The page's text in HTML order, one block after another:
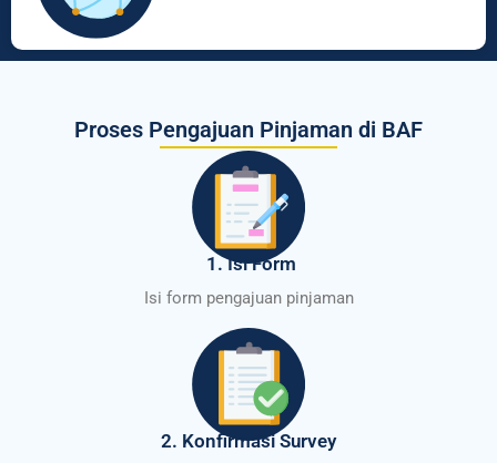
Proses Pengajuan Pinjaman di BAF
1. Isi Form
Isi form pengajuan pinjaman
2. Konfirmasi Survey